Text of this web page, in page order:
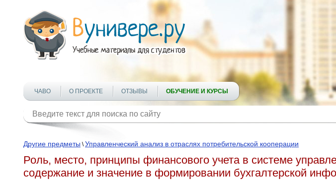
ЧАВО О ПРОЕКТЕ ОТЗЫВЫ ОБУЧЕНИЕ И КУРСЫ
Другие предметы \Управленческий анализ в отраслях потребительской кооперации
Роль, место, принципы финансового учета в системе
содержание и значение в формировании бухгалтерской